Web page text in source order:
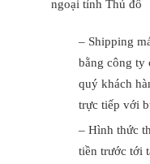
ngoại tỉnh Thủ đô
– Shipping
bằng công ty
quý khách
trực tiếp với
– Hình thức
tiền trước tới